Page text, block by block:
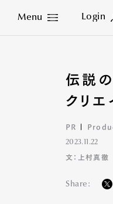
Menu Login
Close
伝説
クリ
PR
2023.11.22
文：上村真徹
Share: